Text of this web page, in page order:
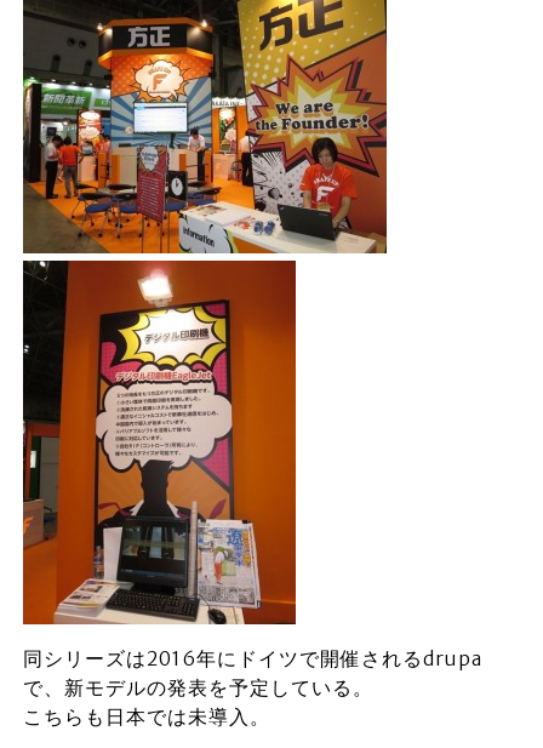
同シリーズは2016年にドイツで開催されるdrupa
で、新モデルの発表を予定している。
こちらも日本では未導入。